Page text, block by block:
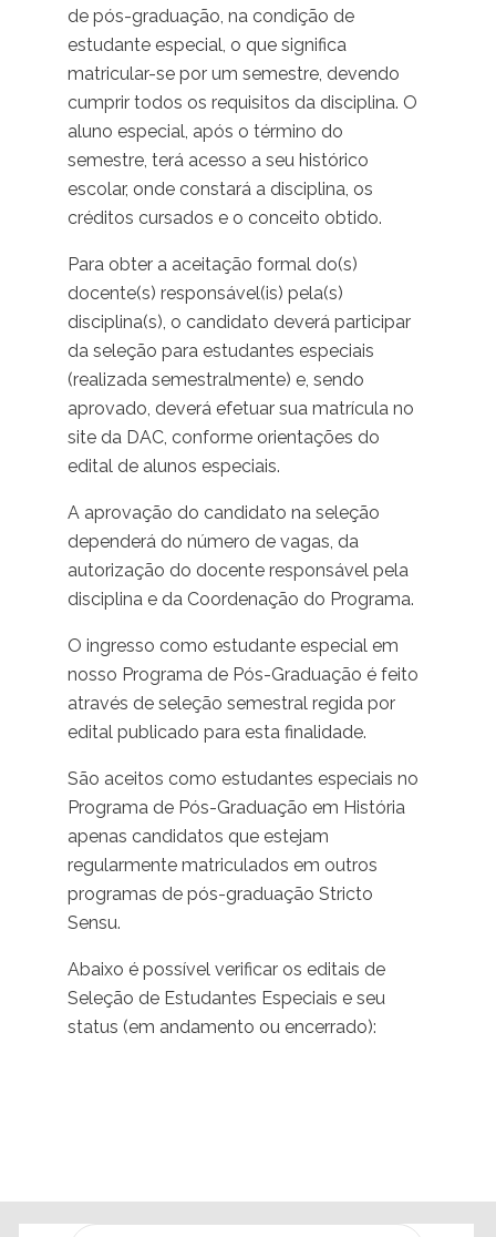
de pós-graduação, na condição de
estudante especial, o que significa
matricular-se por um semestre, devendo
cumprir todos os requisitos da disciplina. O
aluno especial, após o término do
semestre, terá acesso a seu histórico
escolar, onde constará a disciplina, os
créditos cursados e o conceito obtido.
Para obter a aceitação formal do(s)
docente(s) responsável(is) pela(s)
disciplina(s), o candidato deverá participar
da seleção para estudantes especiais
(realizada semestralmente) e, sendo
aprovado, deverá efetuar sua matrícula no
site da DAC, conforme orientações do
edital de alunos especiais.
A aprovação do candidato na seleção
dependerá do número de vagas, da
autorização do docente responsável pela
disciplina e da Coordenação do Programa.
O ingresso como estudante especial em
nosso Programa de Pós-Graduação é feito
através de seleção semestral regida por
edital publicado para esta finalidade.
São aceitos como estudantes especiais no
Programa de Pós-Graduação em História
apenas candidatos que estejam
regularmente matriculados em outros
programas de pós-graduação Stricto
Sensu.
Abaixo é possível verificar os editais de
Seleção de Estudantes Especiais e seu
status (em andamento ou encerrado):